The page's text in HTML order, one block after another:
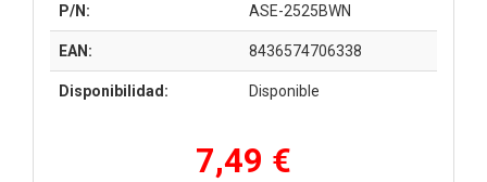
P/N: ASE-2525BWN
EAN: 8436574706338
Disponibilidad: Disponible
7,49 €